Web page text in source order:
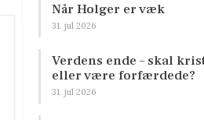
Når Holger er væk
31. jul 2026
Verdens ende – skal
eller være forfærdede?
31. jul 2026